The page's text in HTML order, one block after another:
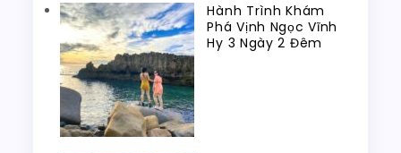
Hành Trình Khám
Phá Vịnh Ngọc Vĩnh
Hy 3 Ngày 2 Đêm